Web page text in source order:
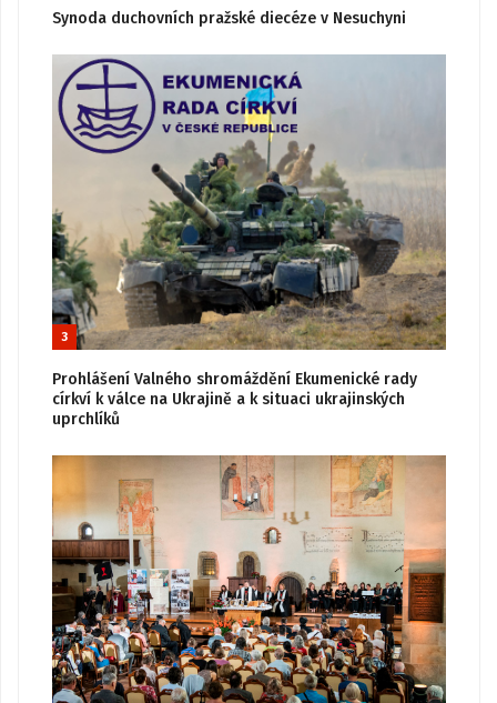
Synoda duchovních pražské diecéze v Nesuchyni
3
Prohlášení Valného shromáždění Ekumenické rady
církví k válce na Ukrajině a k situaci ukrajinských
uprchlíků